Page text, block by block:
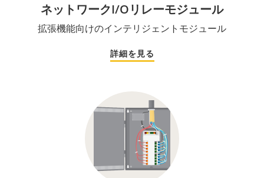
ネットワークI/Oリレーモジュール
拡張機能向けのインテリジェントモジュール
詳細を見る